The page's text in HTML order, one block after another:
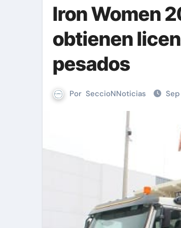
Iron Women
obtienen
pesados
Por SeccioNNoticias Sep